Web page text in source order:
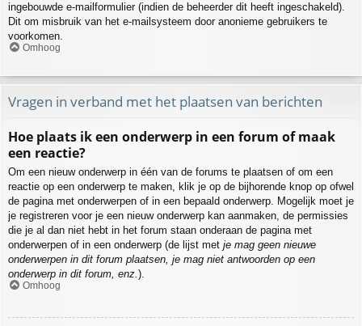
ingebouwde e-mailformulier (indien de beheerder dit heeft ingeschakeld).
Dit om misbruik van het e-mailsysteem door anonieme gebruikers te
voorkomen.
Omhoog
Vragen in verband met het plaatsen van berichten
Hoe plaats ik een onderwerp in een forum of maak
een reactie?
Om een nieuw onderwerp in één van de forums te plaatsen of om een
reactie op een onderwerp te maken, klik je op de bijhorende knop op ofwel
de pagina met onderwerpen of in een bepaald onderwerp. Mogelijk moet je
je registreren voor je een nieuw onderwerp kan aanmaken, de permissies
die je al dan niet hebt in het forum staan onderaan de pagina met
onderwerpen of in een onderwerp (de lijst met je mag geen nieuwe
onderwerpen in dit forum plaatsen, je mag niet antwoorden op een
onderwerp in dit forum, enz.).
Omhoog